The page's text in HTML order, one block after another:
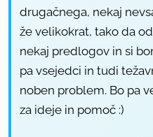
drugačnega, nekaj
že velikokrat, tako da
nekaj predlogov in si
pa vsejedci in tudi
noben problem. Bo pa
za ideje in pomoč :)